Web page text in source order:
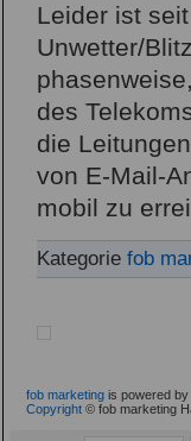
Leider ist
Unwetter/
des
die
von E-Mail-
mobil zu
Kategorie fob
fob marketing is powered by
Copyright © fob marketing